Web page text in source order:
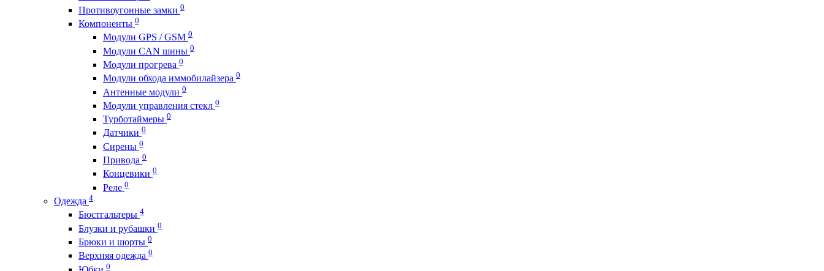
Противоугонные замки 0
Компоненты 0
Модули GPS / GSM 0
Модули CAN шины 0
Модули прогрева 0
Модули обхода иммобилайзера 0
Антенные модули 0
Модули управления стекл 0
Турботаймеры 0
Датчики 0
Сирены 0
Привода 0
Концевики 0
Реле 0
Одежда 4
Бюстгальтеры 4
Блузки и рубашки 0
Брюки и шорты 0
Верхняя одежда 0
0